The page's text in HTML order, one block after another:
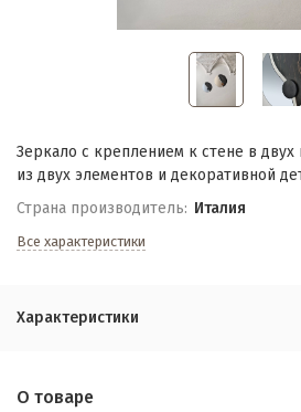
Зеркало с креплением к стене в
из двух элементов и декоративной
Страна производитель: Италия
Все характеристики
Характеристики
О товаре